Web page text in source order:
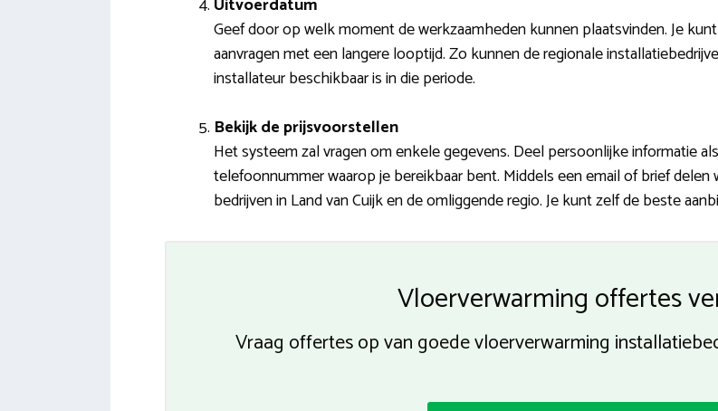
Geef door op welk moment de werkzaamheden kunnen plaatsvinden. Je
aanvragen met een langere looptijd. Zo kunnen de regionale
installateur beschikbaar is in die periode.
Bekijk de prijsvoorstellen
Het systeem zal vragen om enkele gegevens. Deel persoonlijke informatie
telefoonnummer waarop je bereikbaar bent. Middels een email of brief
bedrijven in Land van Cuijk en de omliggende regio. Je kunt zelf de beste
Vloerverwarming offertes
Vraag offertes op van goede vloerverwarming